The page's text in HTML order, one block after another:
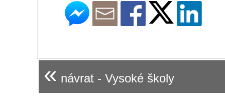
« návrat - Vysoké školy